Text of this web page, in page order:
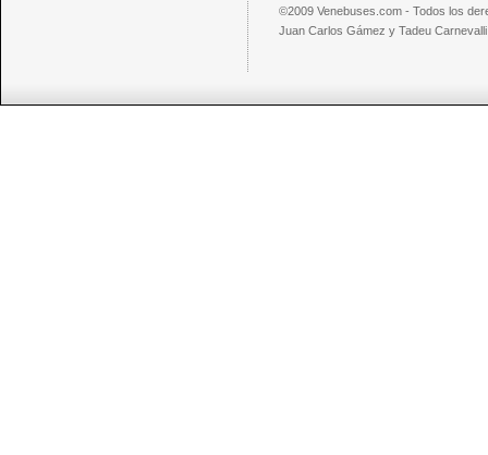
©2009 Venebuses.com - Todos los
Juan Carlos Gámez y Tadeu Carnevalli